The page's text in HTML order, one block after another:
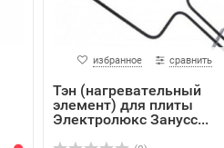
избранное сравнить
Тэн (нагревательный
элемент) для плиты
Электролюкс Занусс...